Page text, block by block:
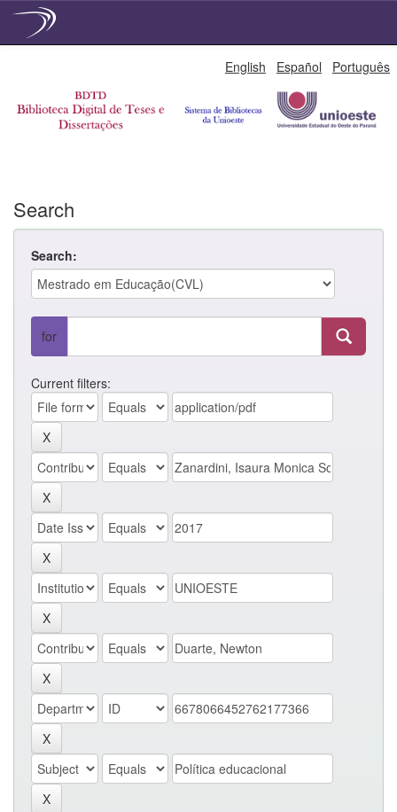
English Español Português
Search
Search:
for
Current filters: